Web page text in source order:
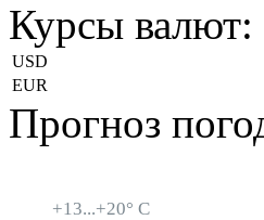
Курсы валют:
USD
EUR
Прогноз
+13...+20° C